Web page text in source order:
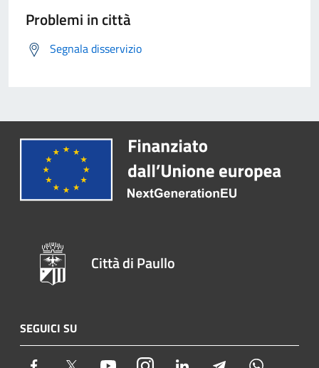
Problemi in città
Segnala disservizio
Città di Paullo
SEGUICI SU